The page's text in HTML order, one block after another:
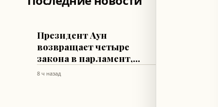
Президент Аун
возвращает четыре
закона в парламент,
призывая пересмотреть
8 ч назад